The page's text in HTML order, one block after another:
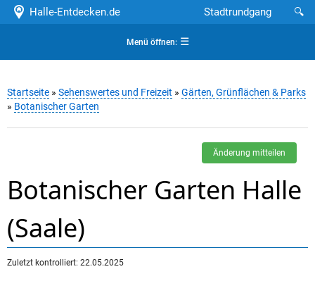
Halle-Entdecken.de 🔍
Stadtrundgang
Menü öffnen:☰
Startseite » Sehenswertes und Freizeit » Gärten, Grünflächen & Parks
» Botanischer Garten
Änderung mitteilen
Botanischer Garten Halle
(Saale)
Zuletzt kontrolliert: 22.05.2025